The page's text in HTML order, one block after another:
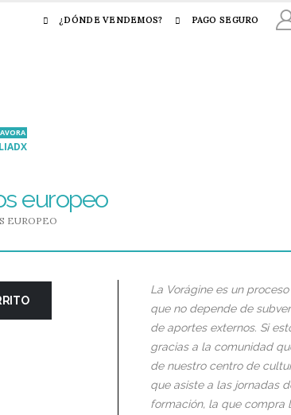
¿DÓNDE VENDEMOS? PAGO SEGURO
europeo
EUROPEO
La Vorágine es un
que no depende de
de aportes externos. Si
gracias a la comunidad
de nuestro centro de
que asiste a las jornadas
formación, la que compra